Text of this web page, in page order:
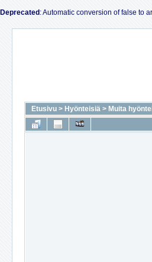
Deprecated : Automatic conversion of false to
Etusivu > Hyönteisiä > Muita